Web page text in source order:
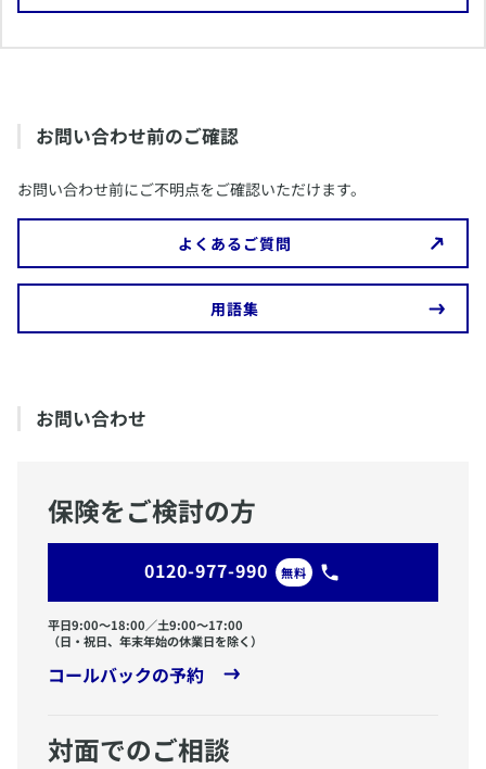
​お問い合わせ前のご確認
​お問い合わせ前にご不明点をご確認いただけます。
​よくあるご質問
​用語集
​お問い合わせ
保険をご検討の方
0120-977-990 無料
平日9:00〜18:00／土9:00〜17:00
（日・祝日、年末年始の休業日を除く）
コールバックの予約
対面でのご相談